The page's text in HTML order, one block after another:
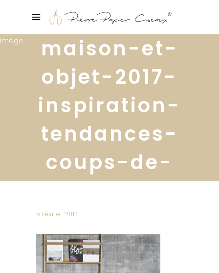
maison-et-
objet-2017-
inspiration-
tendances-
coups-de-
coeur-
hubsch6
5 février 2017